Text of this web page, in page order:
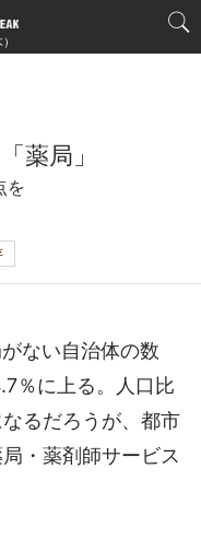
薬局」
を
ない自治体の数
％に上る。人口比
るだろうが、都市
・薬剤師サービス